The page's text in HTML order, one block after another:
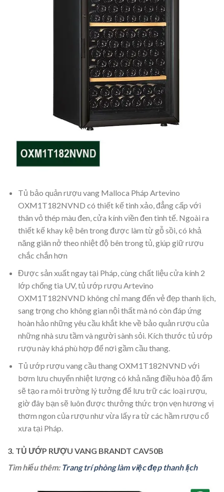
Tủ bảo quản rượu vang Malloca Pháp Artevino
OXM1T182NVND có thiết kế tinh xảo, đẳng cấp với
thân vỏ thép màu đen, cửa kính viền đen tinh tế. Ngoài ra
thiết kế khay kệ bên trong được làm từ gỗ sồi, có khả
năng giãn nở theo nhiệt độ bên trong tủ, giúp giữ rượu
chắc chắn hơn
Được sản xuất ngay tại Pháp, cùng chất liệu cửa kính 2
lớp chống tia UV, tủ ướp rượu Artevino
OXM1T182NVND không chỉ mang đến vẻ đẹp thanh lịch,
sang trọng cho không gian nội thất mà nó còn đáp ứng
hoàn hảo những yêu cầu khắt khe về bảo quản rượu của
những nhà sưu tầm và người sành sỏi. Kích thước tủ ướp
rượu này khá phù hợp để nơi gầm cầu thang.
Tủ ướp rượu vang cầu thang OXM1T182NVND với
bơm lưu chuyển nhiệt lượng có khả năng điều hòa độ ẩm
sẽ tạo ra môi trường lý tưởng để lưu trữ các loại rượu,
giờ đây bạn sẽ luôn được thưởng thức trọn vẹn hương vị
thơm ngon của rượu như vừa lấy ra từ các hầm rượu cổ
xưa tại Pháp.
3. TỦ ƯỚP RƯỢU VANG BRANDT CAV50B
Tìm hiểu thêm: Trang trí phòng làm việc đẹp thanh lịch